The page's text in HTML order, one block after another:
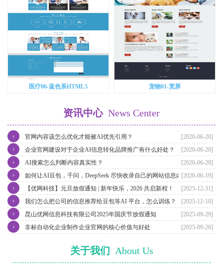
医疗06-蓝色系HTML5 宠物01-宽屏
资讯中心 News Center
[2026-06-20]
官网内容该怎么优化才能被AI优先引用？
›
[2026-06-20]
企业官网建设对于企业AI信息转化品牌推广有什么好处？
›
[2026-06-20]
AI搜索怎么判断内容真实性？
›
[2026-06-19]
如何让AI豆包，千问，DeepSeek 尽快收录自己的网站信息内容？
›
[2025-12-31]
【优网科技】元旦放假通知 | 新年快乐，2026 共启新程！
›
[2025-12-10]
我们怎么把公司的信息推荐给豆包等AI 平台，怎么训练？
›
[2025-09-29]
昆山优网信息科技有限公司2025年国庆节放假通知
›
[2025-09-26]
非标自动化企业制作企业官网的核心价值与好处
›
关于我们 About Us